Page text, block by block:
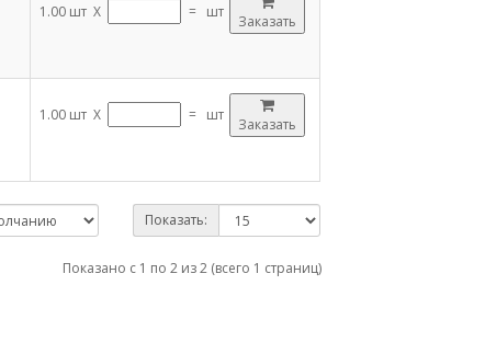
1.00 шт X = шт
Заказать
1.00 шт X = шт
Заказать
Показать:
Показано с 1 по 2 из 2 (всего 1 страниц)